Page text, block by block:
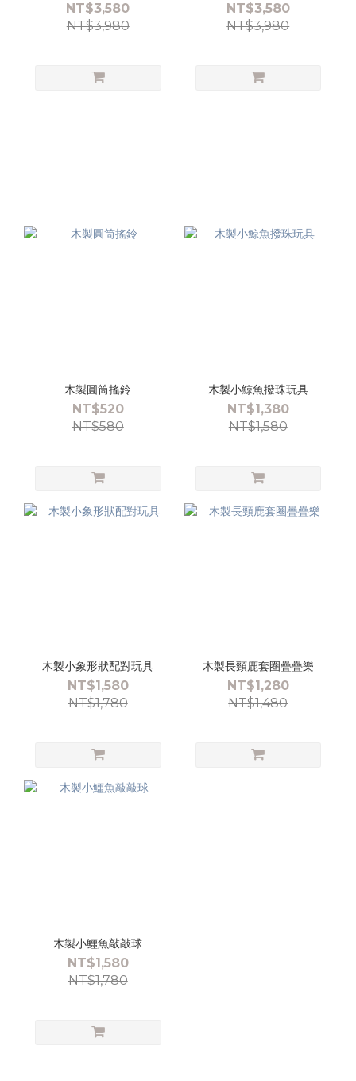
NT$3,580
NT$3,980
NT$3,580
NT$3,980
木製圓筒搖鈴
NT$520
NT$580
木製小鯨魚撥珠玩具
NT$1,380
NT$1,580
木製小象形狀配對玩具
NT$1,580
NT$1,780
木製長頸鹿套圈疊疊樂
NT$1,280
NT$1,480
木製小鱷魚敲敲球
NT$1,580
NT$1,780